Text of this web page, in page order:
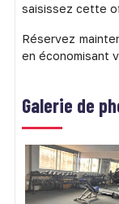
saisissez cette
Réservez
en économisant
Galerie de